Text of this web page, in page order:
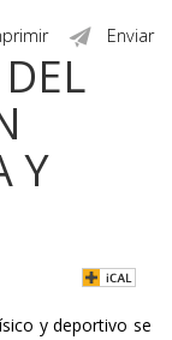
Enviar
Y
y deportivo se